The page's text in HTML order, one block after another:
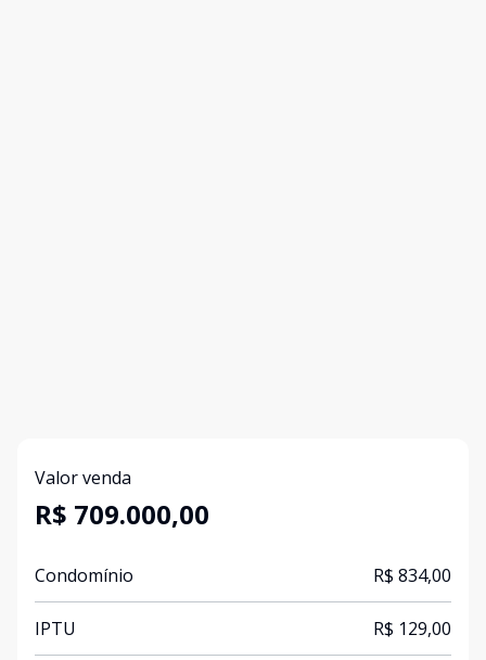
Valor venda
R$ 709.000,00
Condomínio R$ 834,00
IPTU R$ 129,00